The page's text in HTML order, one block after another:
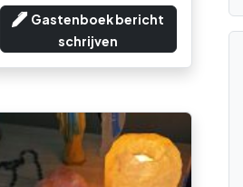
Gastenboek bericht
schrijven